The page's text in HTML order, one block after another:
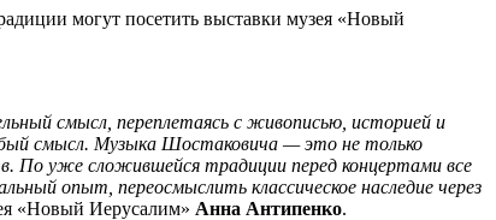
могут посетить выставки музея «Новый
смысл, переплетаясь с живописью, историей и
смысл. Музыка Шостаковича — это не только
По уже сложившейся традиции перед концертами все
опыт, переосмыслить классическое наследие через
«Новый Иерусалим» Анна Антипенко.